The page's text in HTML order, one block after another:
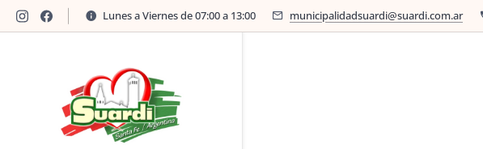
Lunes a Viernes de 07:00 a 13:00 municipalidadsuardi@suardi.com.ar